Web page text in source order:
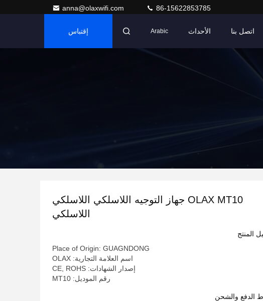
anna@olaxwifi.com 86-15622853785
اتصل بنا الأحداث Arabic إقتباس
OLAX MT10 جهاز التوجيه اللاسلكي اللاسلكي
اللاسلكي
المنتج
Place of Origin: GUAGNDONG
اسم العلامة التجارية: OLAX
إصدار الشهادات: CE, ROHS
رقم الموديل: MT10
الدفع والشحن